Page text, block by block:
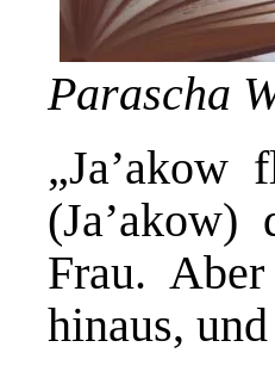
Parascha
„Ja’akow
Frau.
hinaus,